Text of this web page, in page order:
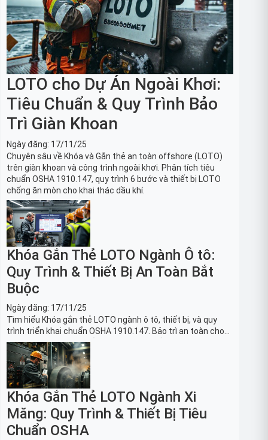
LOTO cho Dự Án Ngoài Khơi:
Tiêu Chuẩn & Quy Trình Bảo
Trì Giàn Khoan
Ngày đăng: 17/11/25
Chuyên sâu về Khóa và Gắn thẻ an toàn offshore (LOTO)
trên giàn khoan và công trình ngoài khơi. Phân tích tiêu
chuẩn OSHA 1910.147, quy trình 6 bước và thiết bị LOTO
chống ăn mòn cho khai thác dầu khí.
Khóa Gắn Thẻ LOTO Ngành Ô tô:
Quy Trình & Thiết Bị An Toàn Bắt
Buộc
Ngày đăng: 17/11/25
Tìm hiểu Khóa gắn thẻ LOTO ngành ô tô, thiết bị, và quy
trình triển khai chuẩn OSHA 1910.147. Bảo trì an toàn cho
robot, băng tải sản xuất ô tô và dây chuyền lắp ráp xe hơi.
Khóa Gắn Thẻ LOTO Ngành Xi
Măng: Quy Trình & Thiết Bị Tiêu
Chuẩn OSHA